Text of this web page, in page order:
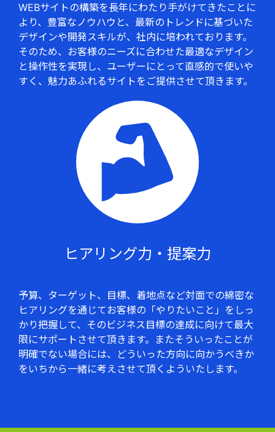
WEBサイトの構築を⾧年にわたり手がけてきたことに
より、豊富なノウハウと、最新のトレンドに基づいた
デザインや開発スキルが、社内に培われております。
そのため、お客様のニーズに合わせた最適なデザイン
と操作性を実現し、ユーザーにとって直感的で使いや
すく、魅力あふれるサイトをご提供させて頂きます。
ヒアリング力・提案力
予算、ターゲット、目標、着地点など対面での綿密な
ヒアリングを通じてお客様の「やりたいこと」をしっ
かり把握して、そのビジネス目標の達成に向けて最大
限にサポートさせて頂きます。またそういったことが
明確でない場合には、どういった方向に向かうべきか
をいちから一緒に考えさせて頂くよういたします。